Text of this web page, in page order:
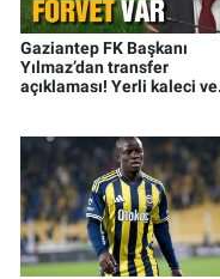
Gaziantep FK Başkanı
Yılmaz’dan transfer
açıklaması! Yerli kaleci ve